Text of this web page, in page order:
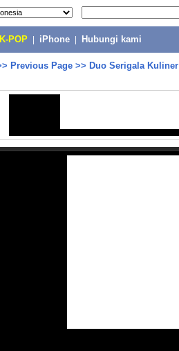
K-POP iPhone Hubungi kami
Previous Page >> Duo Serigala